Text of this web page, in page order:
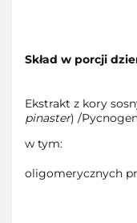
Skład w porcji
Ekstrakt z kory
pinaster) /
w tym:
oligomerycznych